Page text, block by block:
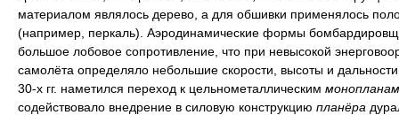
материалом являлось дерево, а для обшивки применялось
(например, перкаль). Аэродинамические формы
большое лобовое сопротивление, что при невысокой
самолёта определяло небольшие скорости, высоты и
30-х гг. наметился переход к цельнометаллическим
содействовало внедрение в силовую конструкцию планёра